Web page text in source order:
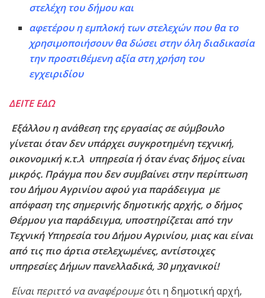
στελέχη του δήμου και
αφετέρου η εμπλοκή των στελεχών που θα το
χρησιμοποιήσουν θα δώσει στην όλη διαδικασία
την προστιθέμενη αξία στη χρήση του
εγχειριδίου
ΔΕΙΤΕ ΕΔΩ
Εξάλλου η ανάθεση της εργασίας σε σύμβουλο
γίνεται όταν δεν υπάρχει συγκροτημένη τεχνική,
οικονομική κ.τ.λ υπηρεσία ή όταν ένας δήμος είναι
μικρός. Πράγμα που δεν συμβαίνει στην περίπτωση
του Δήμου Αγρινίου αφού για παράδειγμα με
απόφαση της σημερινής δημοτικής αρχής, ο δήμος
Θέρμου για παράδειγμα, υποστηρίζεται από την
Τεχνική Υπηρεσία του Δήμου Αγρινίου, μιας και είναι
από τις πιο άρτια στελεχωμένες, αντίστοιχες
υπηρεσίες Δήμων πανελλαδικά, 30 μηχανικοί!
Είναι περιττό να αναφέρουμεότι η δημοτική αρχή,